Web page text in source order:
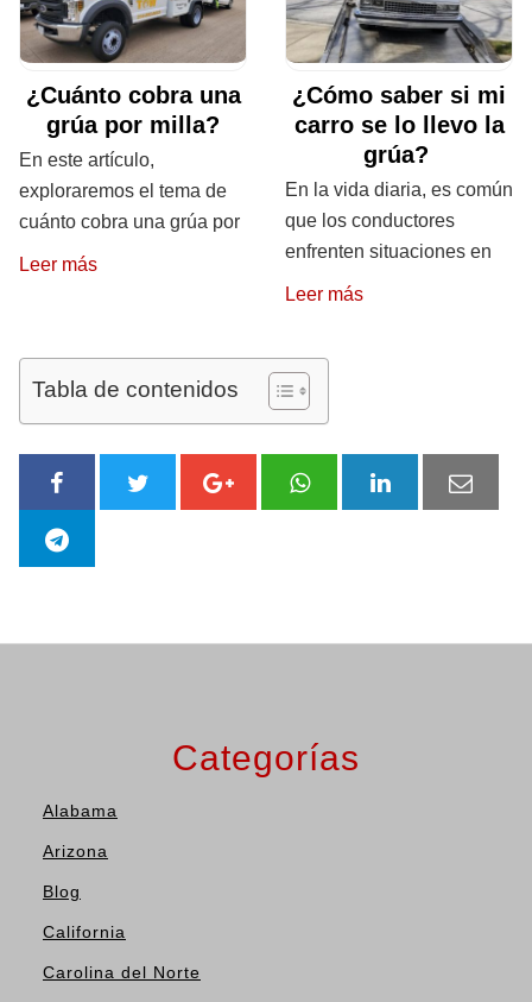
¿Cuánto cobra una
grúa por milla?
En este artículo,
exploraremos el tema de
cuánto cobra una grúa por
Leer más
¿Cómo saber si mi
carro se lo llevo la
grúa?
En la vida diaria, es común
que los conductores
enfrenten situaciones en
Leer más
Tabla de contenidos
Categorías
Alabama
Arizona
Blog
California
Carolina del Norte